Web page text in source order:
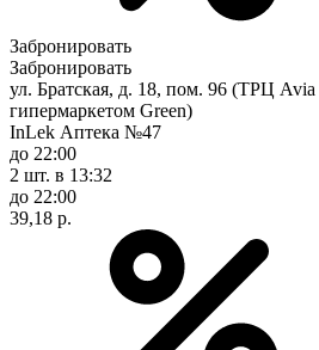
Забронировать
Забронировать
ул. Братская, д. 18, пом. 96 (ТРЦ
гипермаркетом Green)
InLek Аптека №47
до 22:00
2 шт. в 13:32
до 22:00
39,18 р.